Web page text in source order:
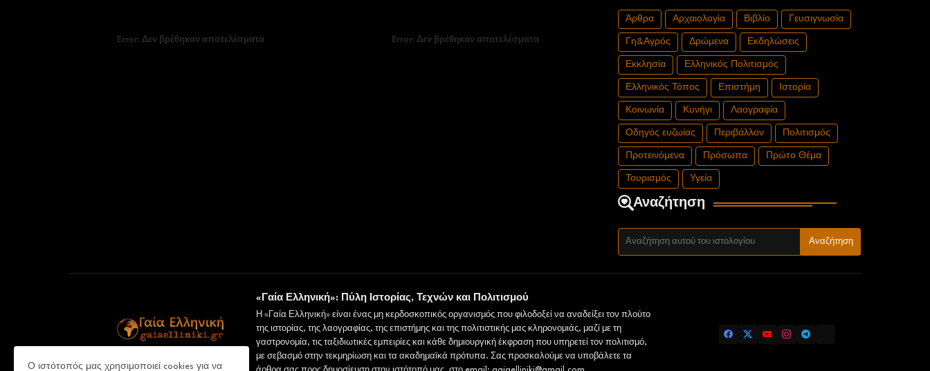
Error: Δεν βρέθηκαν αποτελέσματα Error: Δεν βρέθηκαν αποτελέσματα
Άρθρα Αρχαιολογία Βιβλίο Γευσιγνωσία
Γη&Αγρός Δρώμενα Εκδηλώσεις
Εκκλησία Ελληνικός Πολιτισμός
Ελληνικός Τόπος Επιστήμη Ιστορία
Κοινωνία Κυνήγι Λαογραφία
Οδηγός ευζωίας Περιβάλλον Πολιτισμός
Προτεινόμενα Πρόσωπα Πρώτο Θέμα
Τουρισμός Υγεία
Αναζήτηση
«Γαία Ελληνική»: Πύλη Ιστορίας, Τεχνών και Πολιτισμού
Η «Γαία Ελληνική» είναι ένας μη κερδοσκοπικός οργανισμός που φιλοδοξεί να αναδείξει τον πλούτο
της ιστορίας, της λαογραφίας, της επιστήμης και της πολιτιστικής μας κληρονομιάς, μαζί με τη
γαστρονομία, τις ταξιδιωτικές εμπειρίες και κάθε δημιουργική έκφραση που υπηρετεί τον πολιτισμό,
με σεβασμό στην τεκμηρίωση και τα ακαδημαϊκά πρότυπα. Σας προσκαλούμε να υποβάλετε τα
Ο ιστότοπός μας χρησιμοποιεί cookies για να